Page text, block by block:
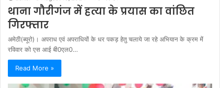
थाना गौरीगंज में हत्या के प्रयास का वांछित
गिरफ्तार
अमेठी(ब्यूरो)। अपराध एवं अपराधियों के धर पकड़ हेतु चलाये जा रहे अभियान के क्रम में
रविवार को एस आई बी0एल0…
Read More »